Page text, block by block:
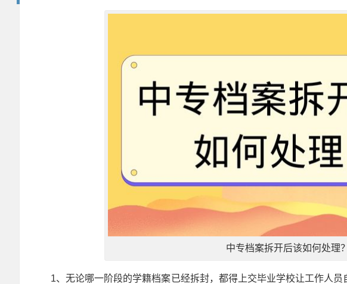
中专档案拆开后该如何处理？
1、无论哪一阶段的学籍档案已经拆封，都得上交毕业学校让工作人